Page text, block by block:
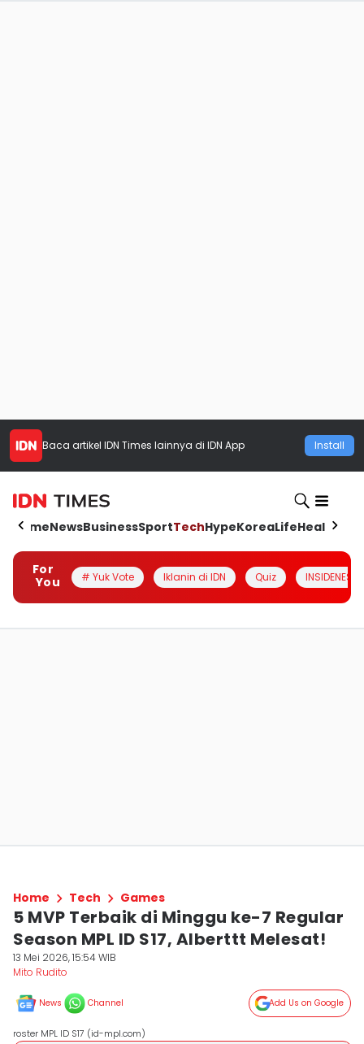
Baca artikel IDN Times lainnya di IDN App Install
HomeNewsBusinessSportTechHypeKoreaLifeHealth
For
You
# Yuk Vote Iklanin di IDN Quiz INSIDENESIA
Home Tech Games
5 MVP Terbaik di Minggu ke-7 Regular
Season MPL ID S17, Alberttt Melesat!
13 Mei 2026, 15:54 WIB
Mito Rudito
News Channel Add Us on Google
roster MPL ID S17 (id-mpl.com)